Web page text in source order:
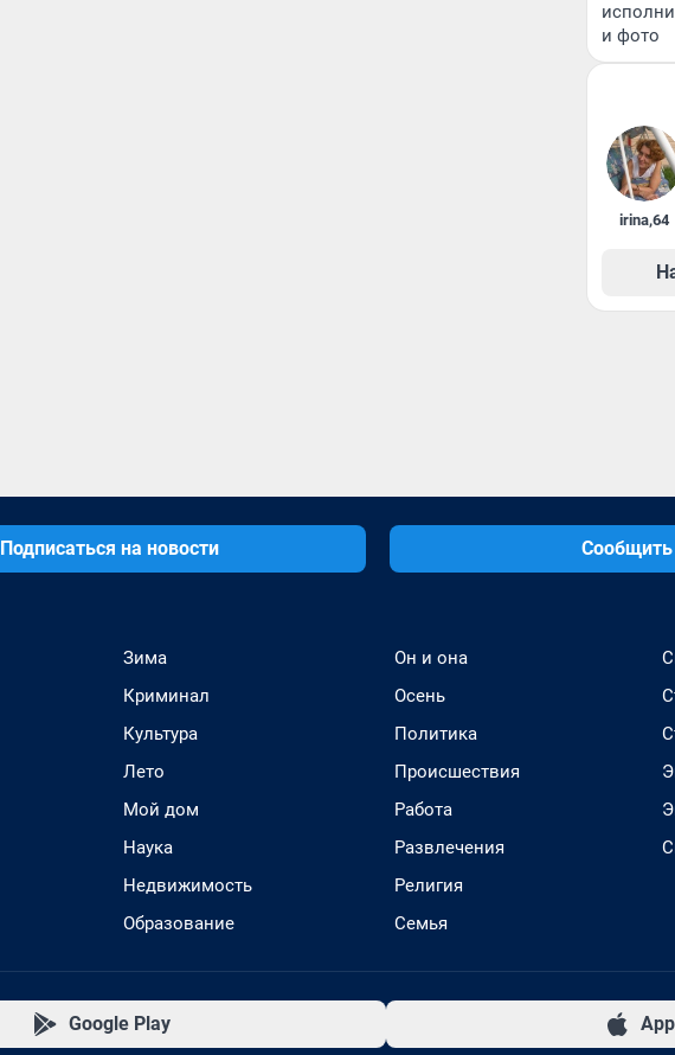
и фото
irina,64
Подписаться на новости Сообщить
Зима
Криминал
Культура
Лето
Мой дом
Наука
Недвижимость
Образование
Он и она
Осень
Политика
Происшествия
Работа
Развлечения
Религия
Семья
Google Play